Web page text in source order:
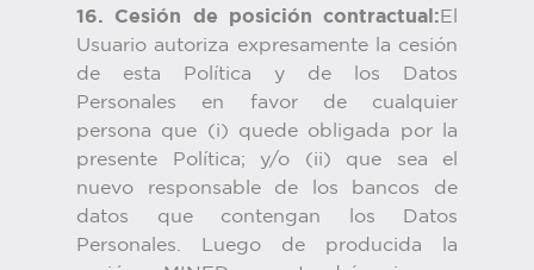
16. Cesión de posición contractual: El
Usuario autoriza expresamente la cesión
de esta Política y de los Datos
Personales en favor de cualquier
persona que (i) quede obligada por la
presente Política; y/o (ii) que sea el
nuevo responsable de los bancos de
datos que contengan los Datos
Personales. Luego de producida la